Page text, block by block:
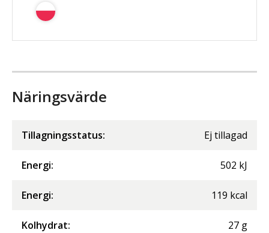
Näringsvärde
Tillagningsstatus: Ej tillagad
Energi: 502 kJ
Energi: 119 kcal
Kolhydrat: 27 g